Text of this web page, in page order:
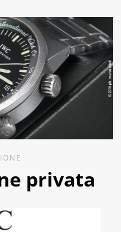
privata